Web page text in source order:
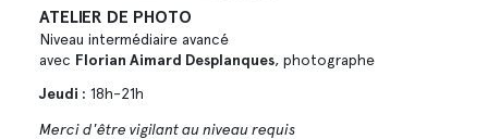
ATELIER DE PHOTO
Niveau intermédiaire avancé
avec Florian Aimard Desplanques, photographe
Jeudi : 18h-21h
Merci d'être vigilant au niveau requis